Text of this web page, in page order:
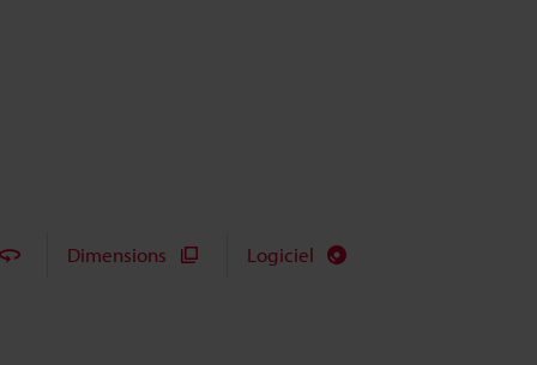
Dimensions Logiciel